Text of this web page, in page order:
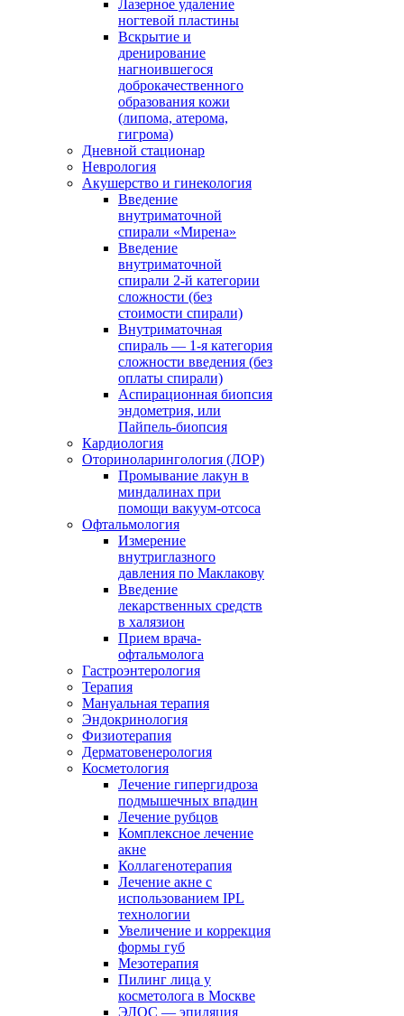
Лазерное удаление
ногтевой пластины
Вскрытие и
дренирование
нагноившегося
доброкачественного
образования кожи
(липома, атерома,
гигрома)
Дневной стационар
Неврология
Акушерство и гинекология
Введение
внутриматочной
спирали «Мирена»
Введение
внутриматочной
спирали 2-й категории
сложности (без
стоимости спирали)
Внутриматочная
спираль — 1-я категория
сложности введения (без
оплаты спирали)
Аспирационная биопсия
эндометрия, или
Пайпель-биопсия
Кардиология
Оториноларингология (ЛОР)
Промывание лакун в
миндалинах при
помощи вакуум-отсоса
Офтальмология
Измерение
внутриглазного
давления по Маклакову
Введение
лекарственных средств
в халязион
Прием врача-
офтальмолога
Гастроэнтерология
Терапия
Мануальная терапия
Эндокринология
Физиотерапия
Дерматовенерология
Косметология
Лечение гипергидроза
подмышечных впадин
Лечение рубцов
Комплексное лечение
акне
Коллагенотерапия
Лечение акне с
использованием IPL
технологии
Увеличение и коррекция
формы губ
Мезотерапия
Пилинг лица у
косметолога в Москве
ЭЛОС — эпиляция